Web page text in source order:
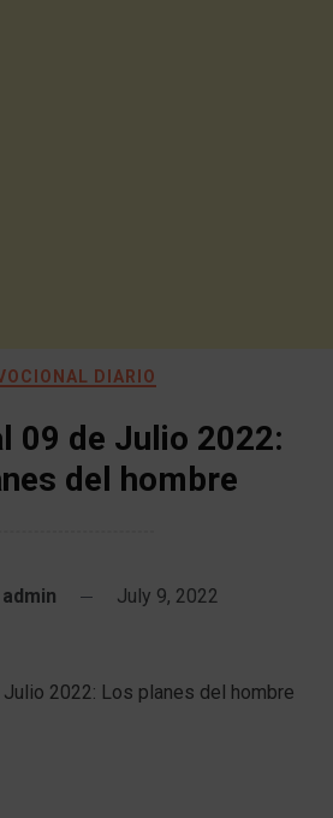
DIARIO
09 de Julio 2022:
del hombre
admin July 9, 2022